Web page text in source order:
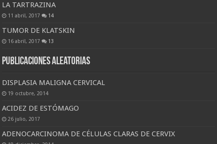
LA TARTRAZINA
11 abril, 2017 14
TUMOR DE KLATSKIN
16 abril, 2017 13
Publicaciones Aleatorias
DISPLASIA MALIGNA CERVICAL
19 octubre, 2014
ACIDEZ DE ESTÓMAGO
26 julio, 2017
ADENOCARCINOMA DE CÉLULAS CLARAS DE CERVIX